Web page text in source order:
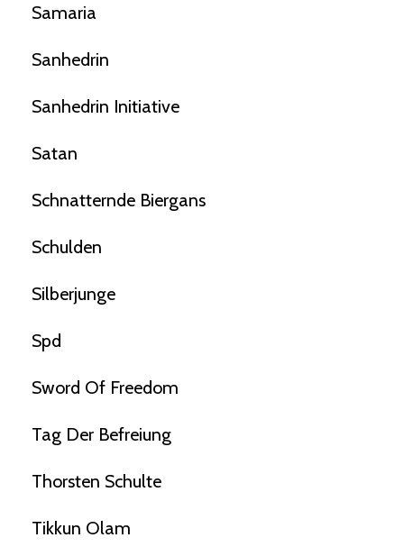
Samaria
Sanhedrin
Sanhedrin Initiative
Satan
Schnatternde Biergans
Schulden
Silberjunge
Spd
Sword Of Freedom
Tag Der Befreiung
Thorsten Schulte
Tikkun Olam